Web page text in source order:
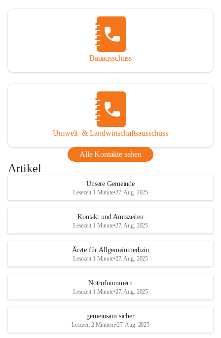
Bauausschuss
Umwelt- & Landwirtschaftsausschuss
Alle Kontakte sehen
Artikel
Unsere Gemeinde
Lesezeit 1 Minute•27. Aug. 2025
Kontakt und Amtszeiten
Lesezeit 1 Minute•27. Aug. 2025
Ärzte für Allgemeinmedizin
Lesezeit 1 Minute•27. Aug. 2025
Notrufnummern
Lesezeit 1 Minute•27. Aug. 2025
gemeinsam.sicher
Lesezeit 2 Minuten•27. Aug. 2025